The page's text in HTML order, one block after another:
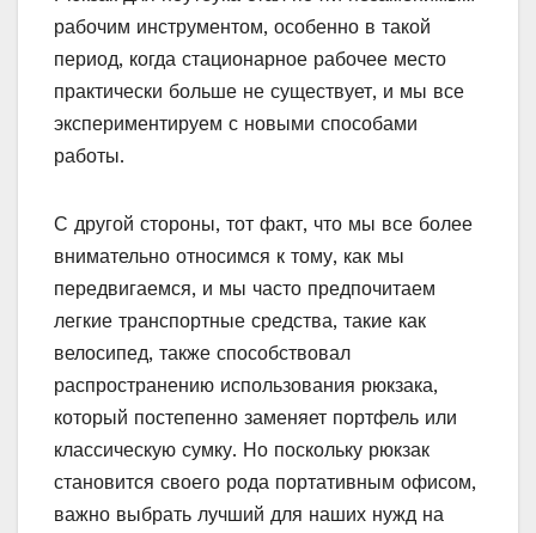
рабочим инструментом, особенно в такой
период, когда стационарное рабочее место
практически больше не существует, и мы все
экспериментируем с новыми способами
работы.
С другой стороны, тот факт, что мы все более
внимательно относимся к тому, как мы
передвигаемся, и мы часто предпочитаем
легкие транспортные средства, такие как
велосипед, также способствовал
распространению использования рюкзака,
который постепенно заменяет портфель или
классическую сумку. Но поскольку рюкзак
становится своего рода портативным офисом,
важно выбрать лучший для наших нужд на